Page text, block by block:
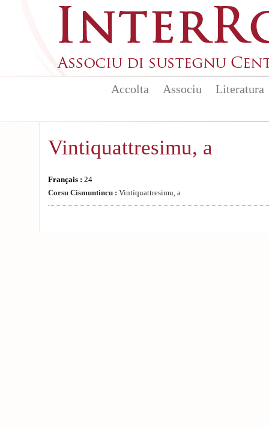
Accolta Associu Literatura
Vintiquattresimu, a
Français : 24
Corsu Cismuntincu : Vintiquattresimu, a